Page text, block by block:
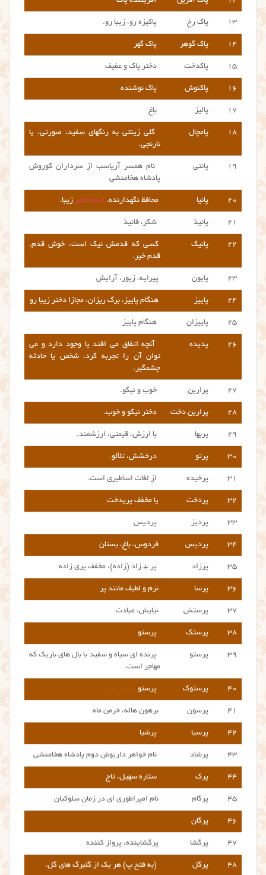
۱۳ پاک رخ پاکیزه رو، زیبا رو.
۱۴ پاک گوهر پاک گهر
۱۵ پاکدخت دختر پاک و عفیف
۱۶ پاکنوش پاک نوشنده
۱۷ پالیز باغ
۱۸ پامچال
گلی زینتی به رنگهای سفید، صورتی، یا
نارنجی.
۱۹ پانتی
نام همسر آریاسب از سرداران کوروش
پادشاه هخامنشی
۲۰ پانیا محافظ نگهدارنده. اسم دختر زیبا.
۲۱ پانیذ شکر، فانیذ
۲۲ پانیک
کسی که قدمش نیک است، خوش قدم.
قدم خیر.
۲۳ پایون پیرایه، زیور، آرایش
۲۴ پاییز هنگام پاییز، برگ ریزان، مجازا دختر زیبا رو
۲۵ پاییزان هنگام پاییز
۲۶ پدیده
آنچه اتفاق می افتد یا وجود دارد و می
توان آن را تجربه کرد، شخص یا حادثه
چشمگیر.
۲۷ پرارین خوب و نیکو.
۲۸ پرارین دخت دختر نیکو و خوب.
۲۹ پربها با ارزش، قیمتی، ارزشمند.
۳۰ پرتو درخشش، تلألو.
۳۱ پرخیده از لغات اساطیری است.
۳۲ پردخت یا مخفف پریدخت
۳۳ پردیز پردیس
۳۴ پردیس فردوس، باغ، بستان
۳۵ پرزاد پر + زاد (زاده)، مخفف پری زاده
۳۶ پرسا نرم و لطیف مانند پر
۳۷ پرستش نیایش، عبادت
۳۸ پرستک پرستو
۳۹ پرستو
پرنده ای سیاه و سفید با بال های باریک که
مهاجر است.
۴۰ پرستوک پرستو
۴۱ پرسون برهون هاله، خرمن ماه
۴۲ پرسیا پرشیا
۴۳ پرشاد نام خواهر داریوش دوم پادشاه هخامنشی
۴۴ پرک ستاره سهیل، تاج
۴۵ پرگام نام امپراطوری ای در زمان سلوکیان
۴۶ پرگان
۴۷ پرگشا پرگشاینده، پرواز کننده
۴۸ پرگل (به فتح پ) هر یک از گلبرگ های گل.